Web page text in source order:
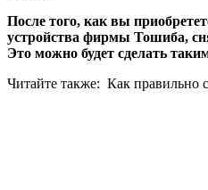
После того, как вы
устройства фирмы Тошиба,
Это можно будет сделать
Читайте также: Как правильно